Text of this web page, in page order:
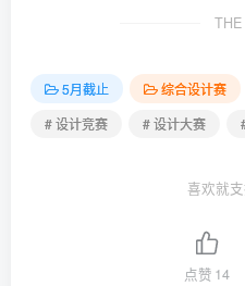
5月截止
综合设计赛
# 设计竞赛
# 设计大赛
喜欢就
点赞 14